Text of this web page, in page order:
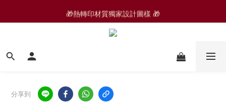
🆕 運動褲/家居褲
🎁熱轉印材質獨家設計圖樣 🎁
🟩零碼品🟩
分享到